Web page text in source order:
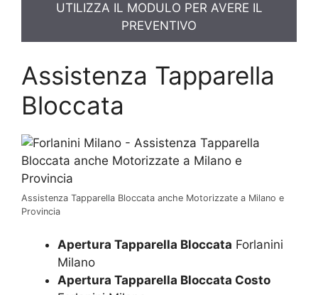
UTILIZZA IL MODULO PER AVERE IL
PREVENTIVO
Assistenza Tapparella
Bloccata
Assistenza Tapparella Bloccata anche Motorizzate a Milano e
Provincia
Apertura Tapparella Bloccata Forlanini
Milano
Apertura Tapparella Bloccata Costo